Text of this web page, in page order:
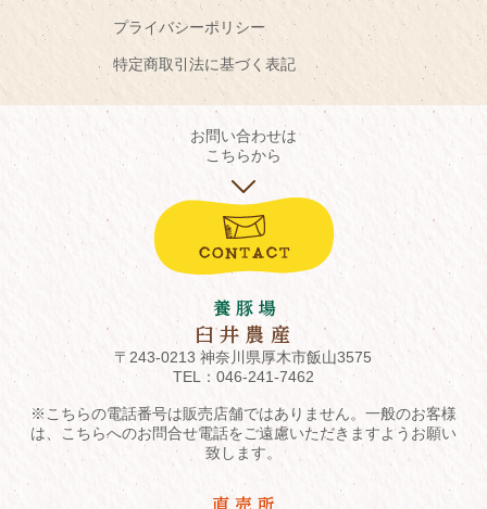
プライバシーポリシー
特定商取引法に基づく表記
お問い合わせは
こちらから
〒243-0213 神奈川県厚木市飯山3575
TEL： 046-241-7462
※こちらの電話番号は販売店舗ではありません。一般のお客様
は、こちらへのお問合せ電話をご遠慮いただきますようお願い
致します。